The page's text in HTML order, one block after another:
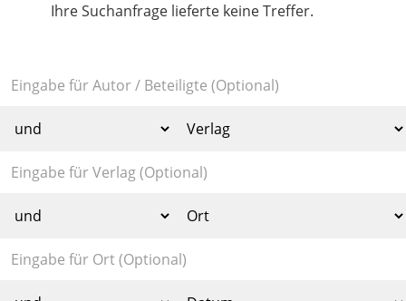
Ihre Suchanfrage lieferte keine Treffer.